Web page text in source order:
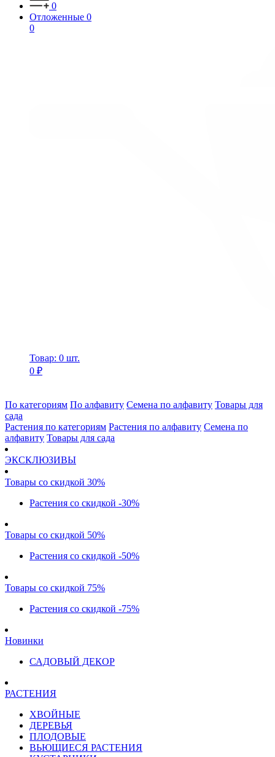
0
Отложенные 0
0
Товар: 0 шт.
0 ₽
По категориям По алфавиту Семена по алфавиту Товары для
сада
Растения по категориям Растения по алфавиту Семена по
алфавиту Товары для сада
ЭКСКЛЮЗИВЫ
Товары со скидкой 30%
Растения со скидкой -30%
Товары со скидкой 50%
Растения со скидкой -50%
Товары со скидкой 75%
Растения со скидкой -75%
Новинки
САДОВЫЙ ДЕКОР
РАСТЕНИЯ
ХВОЙНЫЕ
ДЕРЕВЬЯ
ПЛОДОВЫЕ
ВЬЮЩИЕСЯ РАСТЕНИЯ